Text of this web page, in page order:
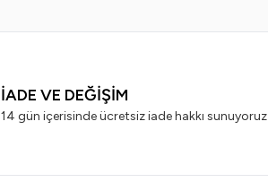
İADE VE DEĞİŞİM
14 gün içerisinde ücretsiz iade hakkı sunuyoruz